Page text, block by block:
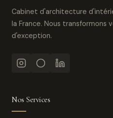
Cabinet d'architecture
la France. Nous transformons
d'exception.
Nos Services